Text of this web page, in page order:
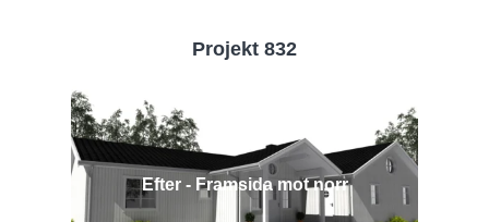
Projekt 832
Efter - Framsida mot norr